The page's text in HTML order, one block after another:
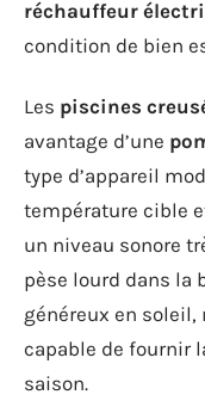
réchauffeur
condition de bien
Les piscines
avantage d’une
type d’appareil
température cible
un niveau sonore
pèse lourd dans la
généreux en
capable de fournir
saison.